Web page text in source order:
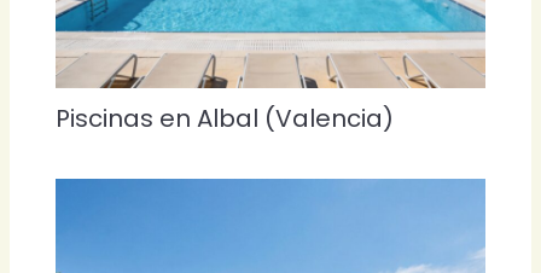
Piscinas en Albal (Valencia)